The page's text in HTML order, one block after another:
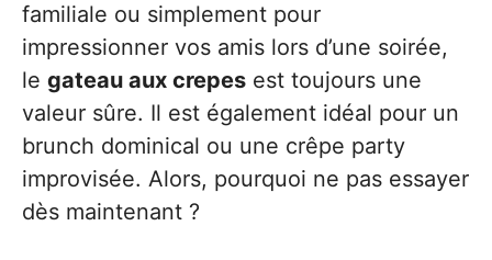
familiale ou simplement pour
impressionner vos amis lors d’une soirée,
le gateau aux crepes est toujours une
valeur sûre. Il est également idéal pour un
brunch dominical ou une crêpe party
improvisée. Alors, pourquoi ne pas essayer
dès maintenant ?